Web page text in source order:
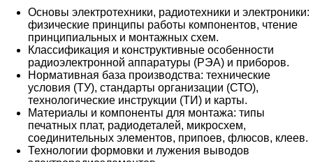
Основы электротехники, радиотехники и электроники:
физические принципы работы компонентов, чтение
принципиальных и монтажных схем.
Классификация и конструктивные особенности
радиоэлектронной аппаратуры (РЭА) и приборов.
Нормативная база производства: технические
условия (ТУ), стандарты организации (СТО),
технологические инструкции (ТИ) и карты.
Материалы и компоненты для монтажа: типы
печатных плат, радиодеталей, микросхем,
соединительных элементов, припоев, флюсов, клеев.
Технологии формовки и лужения выводов